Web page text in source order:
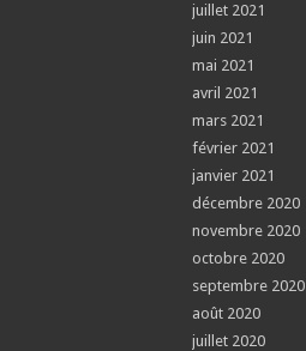
juillet 2021
juin 2021
mai 2021
avril 2021
mars 2021
février 2021
janvier 2021
décembre 2020
novembre 2020
octobre 2020
septembre 2020
août 2020
juillet 2020